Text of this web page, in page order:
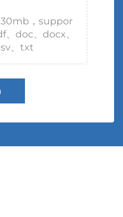
，suppor
doc、docx、
、txt